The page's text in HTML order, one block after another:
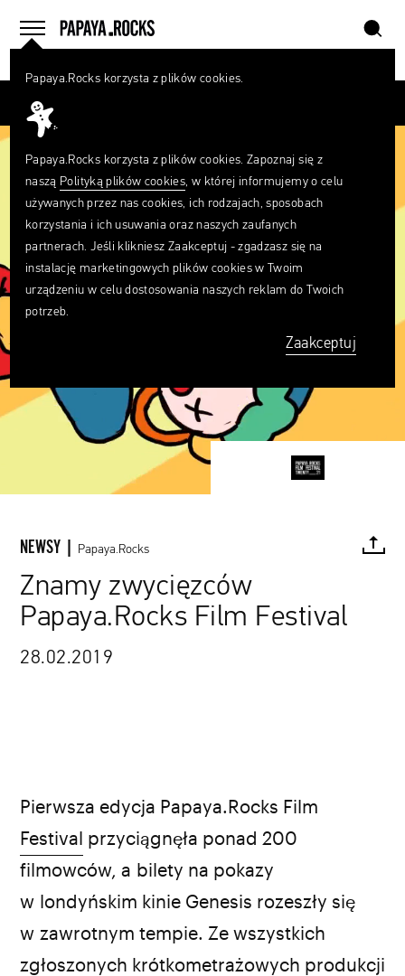
menu
home szukaj
NEWSY | Papaya.Rocks
Znamy zwycięzców
Papaya.Rocks Film Festival
28.02.2019
Pierwsza edycja Papaya.Rocks Film
Festival przyciągnęła ponad 200
filmowców, a bilety na pokazy
w londyńskim kinie Genesis rozeszły się
w zawrotnym tempie. Ze wszystkich
zgłoszonych krótkometrażowych produkcji
Papaya.Rocks korzysta z plików cookies.
Papaya.Rocks korzysta z plików cookies. Zapoznaj się z
naszą Polityką plików cookies, w której informujemy o celu
używanych przez nas cookies, ich rodzajach, sposobach
korzystania i ich usuwania oraz naszych zaufanych
partnerach. Jeśli klikniesz Zaakceptuj - zgadzasz się na
instalację marketingowych plików cookies w Twoim
urządzeniu w celu dostosowania naszych reklam do Twoich
potrzeb.
Zaakceptuj
Czego
szukasz?